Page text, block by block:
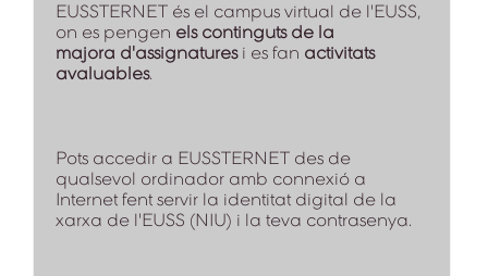
EUSSTERNET és el campus virtual de l'EUSS,
on es pengen els continguts de la
majora d'assignaturesi es fan activitats
avaluables.
Pots accedir a EUSSTERNET des de
qualsevol ordinador amb connexió a
Internet fent servir la identitat digital de la
xarxa de l'EUSS (NIU) i la teva contrasenya.